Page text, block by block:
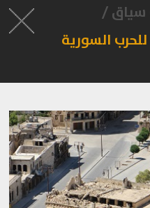
سياق /
للحرب السورية